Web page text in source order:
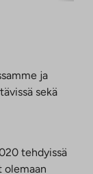
ja
sekä
tehdyissä
olemaan